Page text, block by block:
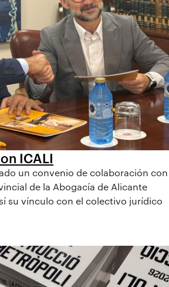
ICALI
un convenio de colaboración con
de la Abogacía de Alicante
su vínculo con el colectivo jurídico